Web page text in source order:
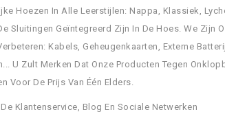
Hoezen In Alle Leerstijlen: Nappa, Klassiek,
Sluitingen Geïntegreerd Zijn In De Hoes. We Zijn
Kabels, Geheugenkaarten, Externe
U Zult Merken Dat Onze Producten Tegen
Voor De Prijs Van Één Elders.
Klantenservice, Blog En Sociale Netwerken